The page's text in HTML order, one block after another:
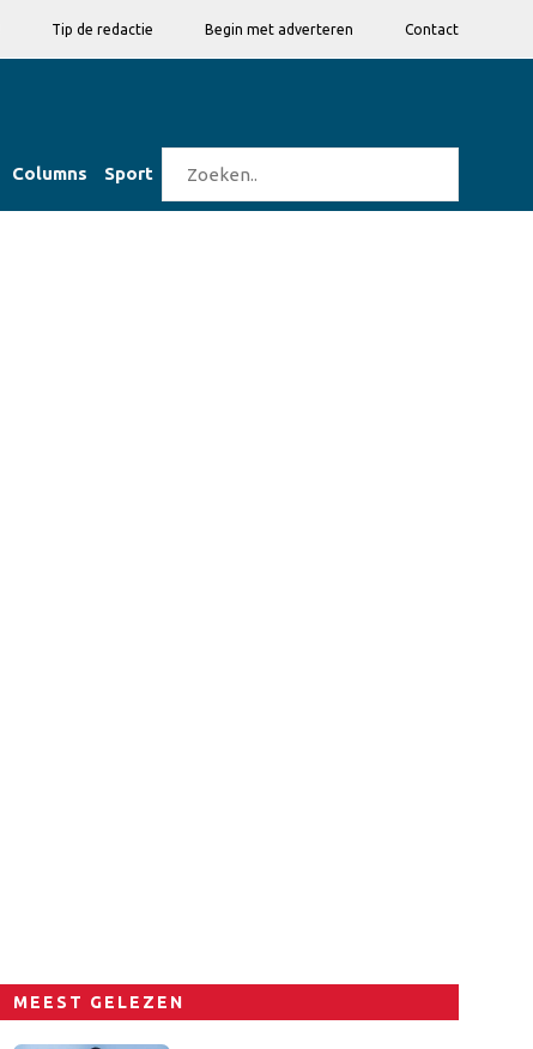
Tip de redactie Begin met adverteren Contact
Columns Sport
MEEST GELEZEN